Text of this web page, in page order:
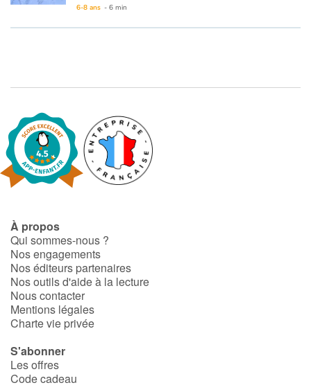
Catalogue anglais
Contraste +
Aide
Accueil
Écoles
Médiathèques
Vidéos & Tutoriaux
Blog
Actualités
This book is available in French:36 - Moko : Le rideau blanc
6-8 ans - 6 min
À propos
Qui sommes-nous ?
Nos engagements
Nos éditeurs partenaires
Nos outils d'aide à la lecture
Nous contacter
Mentions légales
Charte vie privée
S'abonner
Les offres
Code cadeau